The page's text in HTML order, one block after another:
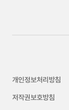
개인정보처리방침
저작권보호방침